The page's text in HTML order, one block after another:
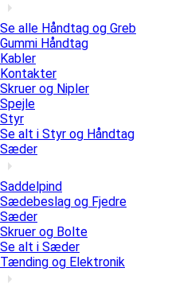
Se alle Håndtag og Greb
Gummi Håndtag
Kabler
Kontakter
Skruer og Nipler
Spejle
Styr
Se alt i Styr og Håndtag
Sæder
Saddelpind
Sædebeslag og Fjedre
Sæder
Skruer og Bolte
Se alt i Sæder
Tænding og Elektronik